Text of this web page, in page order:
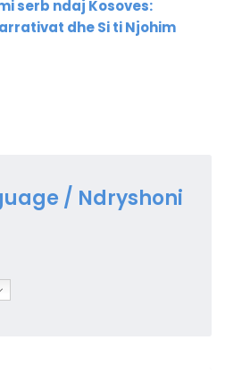
serb ndaj Kosoves:
dhe Si ti Njohim
/ Ndryshoni